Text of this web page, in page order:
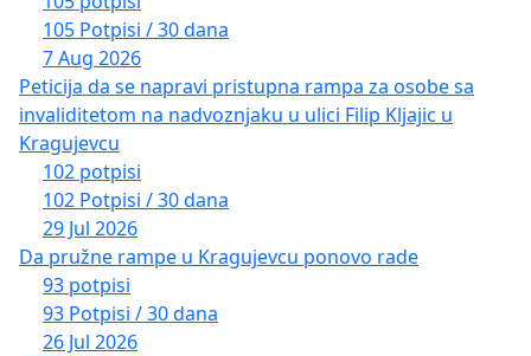
105 Potpisi / 30 dana
7 Aug 2026
Peticija da se napravi pristupna rampa za osobe sa
invaliditetom na nadvoznjaku u ulici Filip Kljajic u
Kragujevcu
102 potpisi
102 Potpisi / 30 dana
29 Jul 2026
Da pružne rampe u Kragujevcu ponovo rade
93 potpisi
93 Potpisi / 30 dana
26 Jul 2026